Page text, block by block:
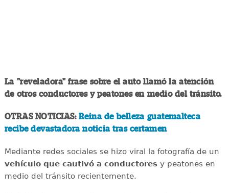
La "reveladora" frase sobre el auto llamó la atención
de otros conductores y peatones en medio del tránsito.
OTRAS NOTICIAS: Reina de belleza guatemalteca
recibe devastadora noticia tras certamen
Mediante redes sociales se hizo viral la fotografía de un
vehículo que cautivó a conductoresy peatones en
medio del tránsito recientemente.